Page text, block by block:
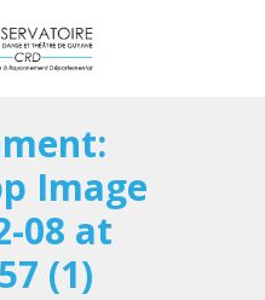
Image
08 at
(1)